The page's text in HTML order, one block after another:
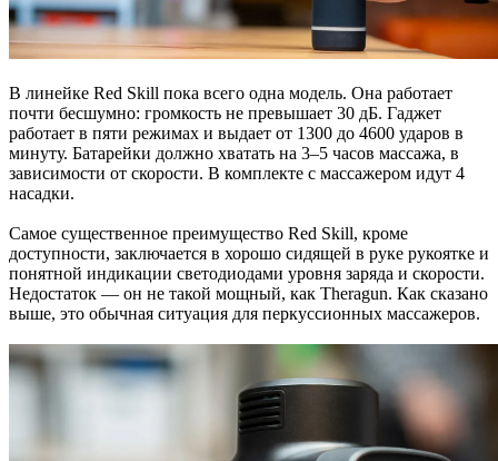
В линейке Red Skill пока всего одна модель. Она работает
почти бесшумно: громкость не превышает 30 дБ. Гаджет
работает в пяти режимах и выдает от 1300 до 4600 ударов в
минуту. Батарейки должно хватать на 3–5 часов массажа, в
зависимости от скорости. В комплекте с массажером идут 4
насадки.
Самое существенное преимущество Red Skill, кроме
доступности, заключается в хорошо сидящей в руке рукоятке и
понятной индикации светодиодами уровня заряда и скорости.
Недостаток — он не такой мощный, как Theragun. Как сказано
выше, это обычная ситуация для перкуссионных массажеров.